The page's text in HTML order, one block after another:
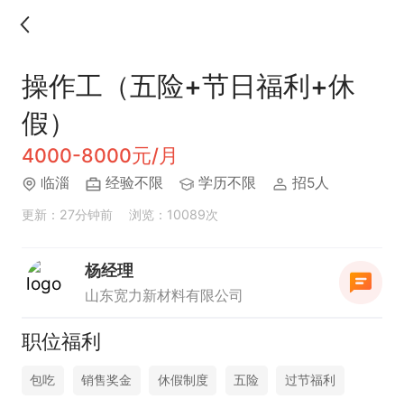
操作工（五险+节日福利+休
假）
4000-8000元/月
临淄 经验不限 学历不限 招5人
更新：27分钟前 浏览：10089次
杨经理
山东宽力新材料有限公司
职位福利
包吃 销售奖金 休假制度 五险 过节福利